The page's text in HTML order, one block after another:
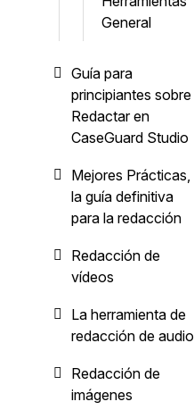
General
Guía para
principiantes sobre
Redactar en
CaseGuard Studio
Mejores Prácticas,
la guía definitiva
para la redacción
Redacción de
vídeos
La herramienta de
redacción de audio
Redacción de
imágenes